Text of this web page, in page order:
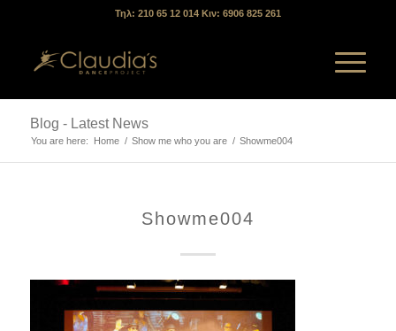
Τηλ: 210 65 12 014 Κιν: 6906 825 261
Blog - Latest News
You are here: Home / Show me who you are / Showme004
Showme004